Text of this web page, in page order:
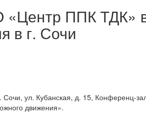
ППК ТДК»
в г. Сочи
Сочи, ул. Кубанская, д. 15,
движения».